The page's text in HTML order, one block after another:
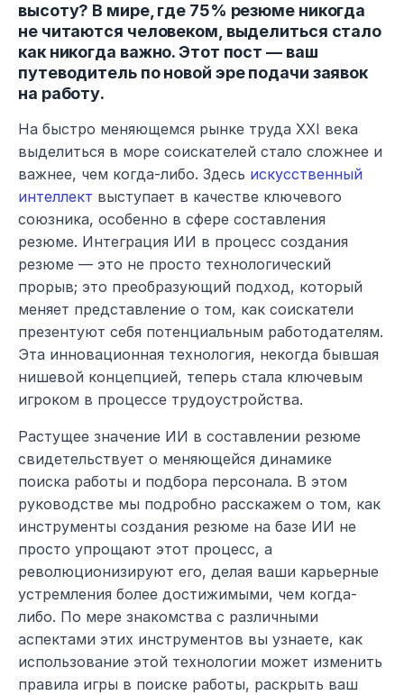
высоту? В мире, где 75% резюме никогда
не читаются человеком, выделиться стало
как никогда важно. Этот пост — ваш
путеводитель по новой эре подачи заявок
на работу.
На быстро меняющемся рынке труда XXI века
выделиться в море соискателей стало сложнее и
важнее, чем когда-либо. Здесь искусственный
интеллект выступает в качестве ключевого
союзника, особенно в сфере составления
резюме. Интеграция ИИ в процесс создания
резюме — это не просто технологический
прорыв; это преобразующий подход, который
меняет представление о том, как соискатели
презентуют себя потенциальным работодателям.
Эта инновационная технология, некогда бывшая
нишевой концепцией, теперь стала ключевым
игроком в процессе трудоустройства.
Растущее значение ИИ в составлении резюме
свидетельствует о меняющейся динамике
поиска работы и подбора персонала. В этом
руководстве мы подробно расскажем о том, как
инструменты создания резюме на базе ИИ не
просто упрощают этот процесс, а
революционизируют его, делая ваши карьерные
устремления более достижимыми, чем когда-
либо. По мере знакомства с различными
аспектами этих инструментов вы узнаете, как
использование этой технологии может изменить
правила игры в поиске работы, раскрыть ваш